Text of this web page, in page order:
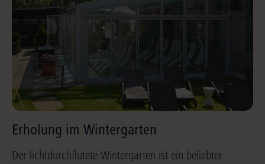
Erholung im Wintergarten
Der lichtdurchflutete Wintergarten ist ein beliebter